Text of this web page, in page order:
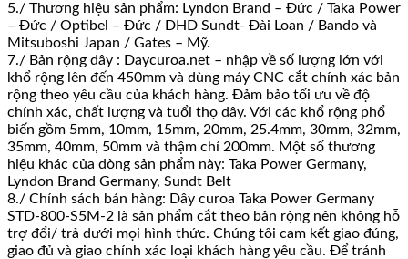
5./ Thương hiệu sản phẩm: Lyndon Brand – Đức / Taka Power
– Đức / Optibel – Đức / DHD Sundt- Đài Loan / Bando và
Mitsuboshi Japan / Gates – Mỹ.
7./ Bản rộng dây : Daycuroa.net – nhập về số lượng lớn với
khổ rộng lên đến 450mm và dùng máy CNC cắt chính xác bản
rộng theo yêu cầu của khách hàng. Đảm bảo tối ưu về độ
chính xác, chất lượng và tuổi thọ dây. Với các khổ rộng phổ
biến gồm 5mm, 10mm, 15mm, 20mm, 25.4mm, 30mm, 32mm,
35mm, 40mm, 50mm và thậm chí 200mm. Một số thương
hiệu khác của dòng sản phẩm này: Taka Power Germany,
Lyndon Brand Germany, Sundt Belt
8./ Chính sách bán hàng: Dây curoa Taka Power Germany
STD-800-S5M-2 là sản phẩm cắt theo bản rộng nên không hỗ
trợ đổi/ trả dưới mọi hình thức. Chúng tôi cam kết giao đúng,
giao đủ và giao chính xác loại khách hàng yêu cầu. Để tránh